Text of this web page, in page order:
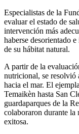
Especialistas de la
evaluar el estado de
intervención más
haberse desorientado
de su hábitat natural.
A partir de la
nutricional, se resolvió
hacia el mar. El
Temaikèn hasta San
guardaparques de la
colaboraron durante la
exitosa.